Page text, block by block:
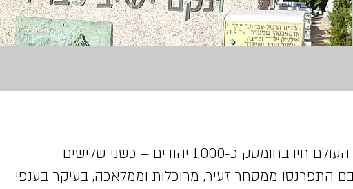
בין שתי מלחמות העולם חיו בחומסק כ-1,000 יהודים – כשני שלישים
התפרנסו ממסחר זעיר, מרוכלות וממלאכה, בעיקר בענפי